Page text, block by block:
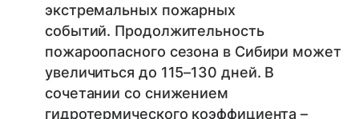
экстремальных пожарных
событий. Продолжительность
пожароопасного сезона в Сибири может
увеличиться до 115–130 дней. В
сочетании со снижением
гидротермического коэффициента –